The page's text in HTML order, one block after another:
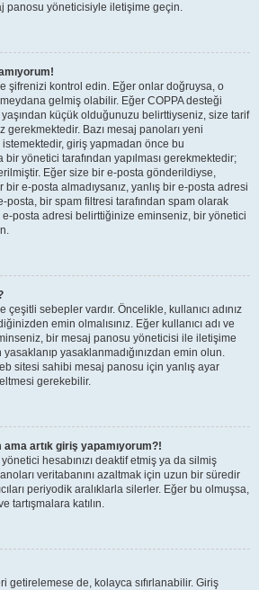
panosu yöneticisiyle iletişime geçin.
şifrenizi kontrol edin. Eğer onlar doğruysa, o
gelmiş olabilir. Eğer COPPA desteği
yaşından küçük olduğunuzu belirttiyseniz, size tarif
gerekmektedir. Bazı mesaj panoları yeni
istemektedir, giriş yapmadan önce bu
yönetici tarafından yapılması gerekmektedir;
Eğer size bir e-posta gönderildiyse,
bir e-posta almadıysanız, yanlış bir e-posta adresi
posta, bir spam filtresi tarafından spam olarak
posta adresi belirttiğinize eminseniz, bir yönetici
sebepler vardır. Öncelikle, kullanıcı adınız
emin olmalısınız. Eğer kullanıcı adı ve
bir mesaj panosu yöneticisi ile iletişime
yasaklanmadığınızdan emin olun.
sitesi sahibi mesaj panosu için yanlış ayar
gerekebilir.
artık giriş yapamıyorum?!
hesabınızı deaktif etmiş ya da silmiş
veritabanını azaltmak için uzun bir süredir
periyodik aralıklarla silerler. Eğer bu olmuşsa,
tartışmalara katılın.
getirelemese de, kolayca sıfırlanabilir. Giriş